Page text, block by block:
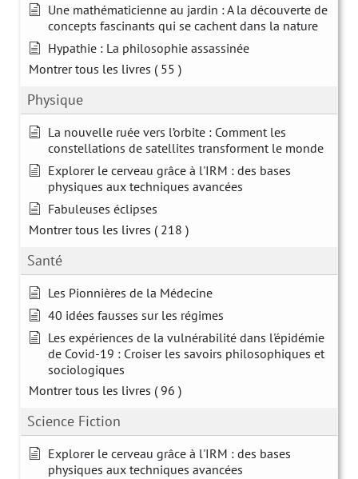
Une mathématicienne au jardin : A la découverte de
concepts fascinants qui se cachent dans la nature
Hypathie : La philosophie assassinée
Montrer tous les livres ( 55 )
Physique
La nouvelle ruée vers l’orbite : Comment les
constellations de satellites transforment le monde
Explorer le cerveau grâce à l'IRM : des bases
physiques aux techniques avancées
Fabuleuses éclipses
Montrer tous les livres ( 218 )
Santé
Les Pionnières de la Médecine
40 idées fausses sur les régimes
Les expériences de la vulnérabilité dans l'épidémie
de Covid-19 : Croiser les savoirs philosophiques et
sociologiques
Montrer tous les livres ( 96 )
Science Fiction
Explorer le cerveau grâce à l'IRM : des bases
physiques aux techniques avancées